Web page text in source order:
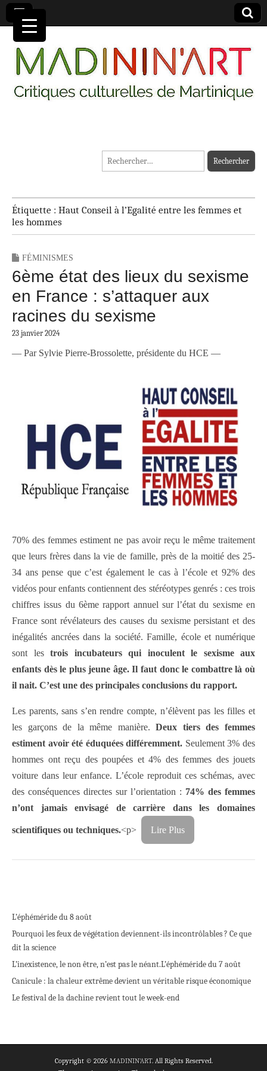
MADININ'ART
Rechercher :
Étiquette : Haut Conseil à l’Egalité entre les femmes et
les hommes
FÉMINISMES
6ème état des lieux du sexisme
en France : s’attaquer aux
racines du sexisme
23 janvier 2024
— Par Sylvie Pierre-Brossolette, présidente du HCE —
70% des femmes estiment ne pas avoir reçu le même traitement
que leurs frères dans la vie de famille, près de la moitié des 25-
34 ans pense que c’est également le cas à l’école et 92% des
vidéos pour enfants contiennent des stéréotypes genrés : ces trois
chiffres issus du 6ème rapport annuel sur l’état du sexisme en
France sont révélateurs des causes du sexisme persistant et des
inégalités ancrées dans la société. Famille, école et numérique
sont les trois incubateurs qui inoculent le sexisme aux
enfants dès le plus jeune âge. Il faut donc le combattre là où
il nait. C’est une des principales conclusions du rapport.
Les parents, sans s’en rendre compte, n’élèvent pas les filles et
les garçons de la même manière.Deux tiers des femmes
estiment avoir été éduquées différemment. Seulement 3% des
hommes ont reçu des poupées et 4% des femmes des jouets
voiture dans leur enfance. L’école reproduit ces schémas, avec
des conséquences directes sur l’orientation : 74% des femmes
n’ont jamais envisagé de carrière dans les domaines
scientifiques ou techniques.<p> Lire Plus
L’éphéméride du 8 août
Pourquoi les feux de végétation deviennent-ils incontrôlables ? Ce que
dit la science
L’inexistence, le non être, n’est pas le néant.L’éphéméride du 7 août
Canicule : la chaleur extrême devient un véritable risque économique
Le festival de la dachine revient tout le week-end
Copyright © 2026 MADININ'ART. All Rights Reserved.